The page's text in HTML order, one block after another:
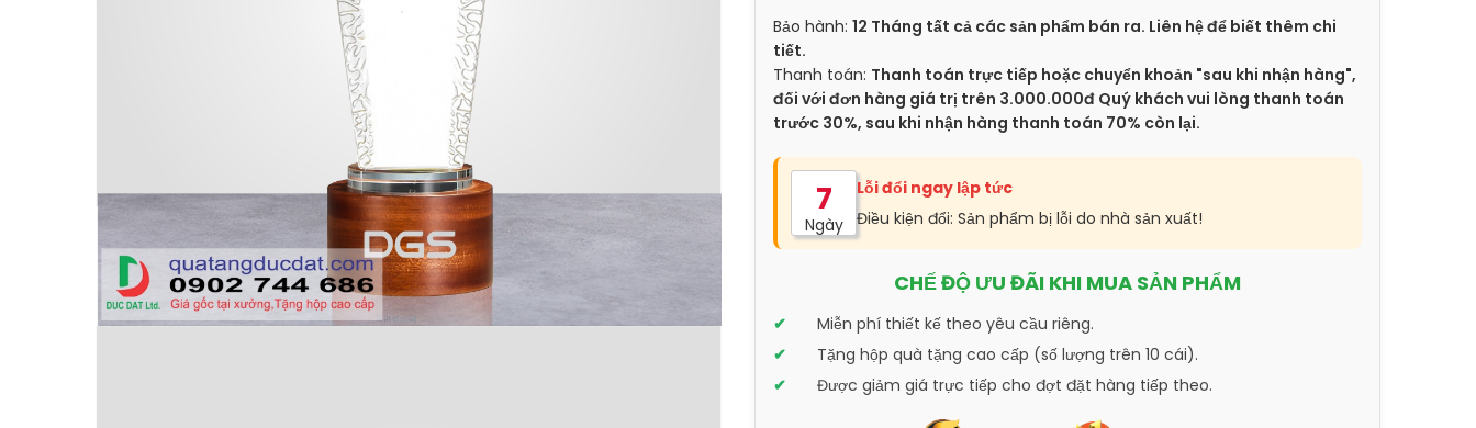
Bảo hành: 12 Tháng tất cả các sản phẩm bán ra. Liên hệ để biết thêm chi
tiết.
Thanh toán: Thanh toán trực tiếp hoặc chuyển khoản "sau khi nhận hàng",
đối với đơn hàng giá trị trên 3.000.000đ Quý khách vui lòng thanh toán
trước 30%, sau khi nhận hàng thanh toán 70% còn lại.
7
Ngày
Lỗi đổi ngay lập tức
Điều kiện đổi: Sản phẩm bị lỗi do nhà sản xuất!
CHẾ ĐỘ ƯU ĐÃI KHI MUA SẢN PHẨM
Miễn phí thiết kế theo yêu cầu riêng.
Tặng hộp quà tặng cao cấp (số lượng trên 10 cái).
Được giảm giá trực tiếp cho đợt đặt hàng tiếp theo.